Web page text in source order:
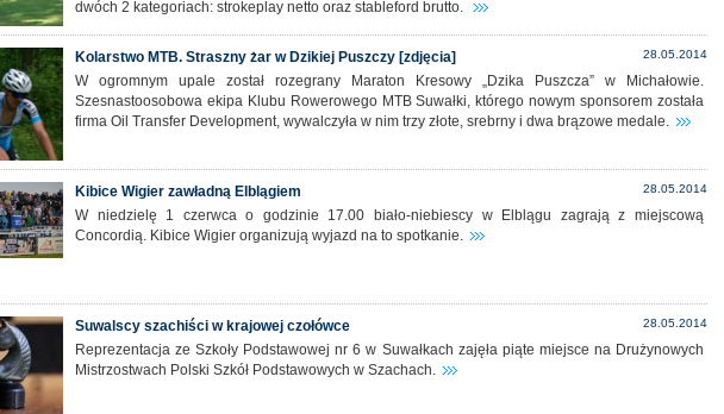
dwóch 2 kategoriach: strokeplay netto oraz stableford brutto.
28.05.2014
Kolarstwo MTB. Straszny żar w Dzikiej Puszczy [zdjęcia]
W ogromnym upale został rozegrany Maraton Kresowy „Dzika Puszcza” w Michałowie.
Szesnastoosobowa ekipa Klubu Rowerowego MTB Suwałki, którego nowym sponsorem została
firma Oil Transfer Development, wywalczyła w nim trzy złote, srebrny i dwa brązowe medale.
28.05.2014
Kibice Wigier zawładną Elblągiem
W niedzielę 1 czerwca o godzinie 17.00 biało-niebiescy w Elblągu zagrają z miejscową
Concordią. Kibice Wigier organizują wyjazd na to spotkanie.
28.05.2014
Suwalscy szachiści w krajowej czołówce
Reprezentacja ze Szkoły Podstawowej nr 6 w Suwałkach zajęła piąte miejsce na Drużynowych
Mistrzostwach Polski Szkół Podstawowych w Szachach.